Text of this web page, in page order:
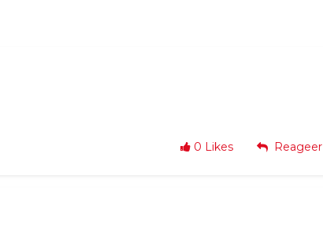
0 Likes Reageer